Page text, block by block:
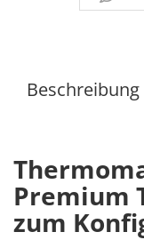
Beschreibung
Premium
zum